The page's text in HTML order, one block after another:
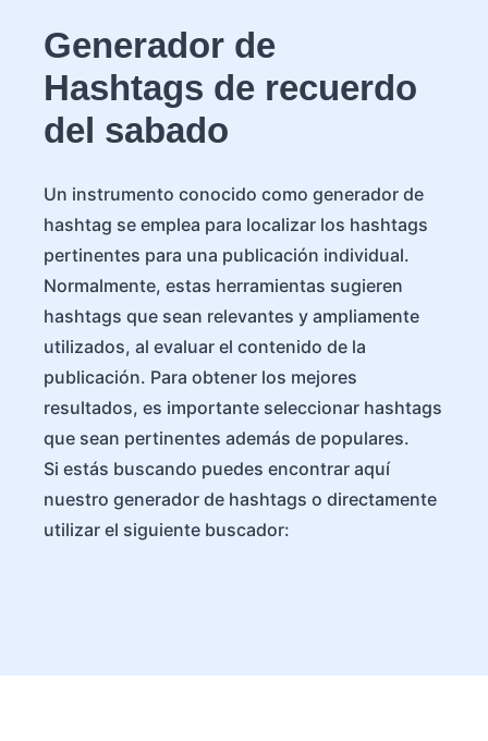
Generador de
Hashtags de recuerdo
del sabado
Un instrumento conocido como generador de
hashtag se emplea para localizar los hashtags
pertinentes para una publicación individual.
Normalmente, estas herramientas sugieren
hashtags que sean relevantes y ampliamente
utilizados, al evaluar el contenido de la
publicación. Para obtener los mejores
resultados, es importante seleccionar hashtags
que sean pertinentes además de populares.
Si estás buscando puedes encontrar aquí
nuestro generador de hashtags o directamente
utilizar el siguiente buscador: